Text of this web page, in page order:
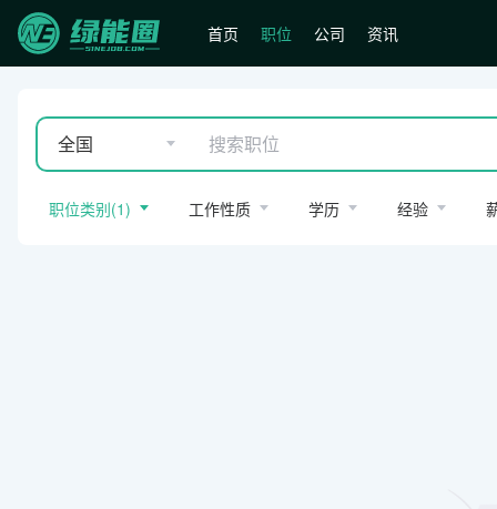
首页 职位 公司 资讯
全国
职位类别(1) 工作性质 学历 经验